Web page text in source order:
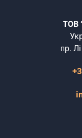
ТОВ
пр.